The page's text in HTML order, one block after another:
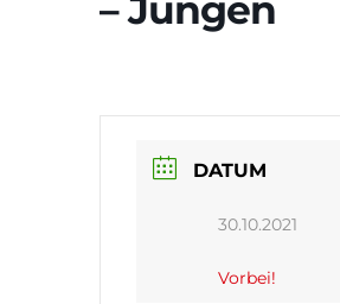
DATUM
30.10.2021
Vorbei!